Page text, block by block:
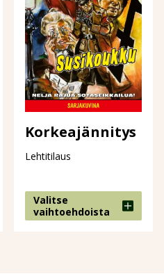
Korkeajännitys
Lehtitilaus
Valitse
vaihtoehdoista